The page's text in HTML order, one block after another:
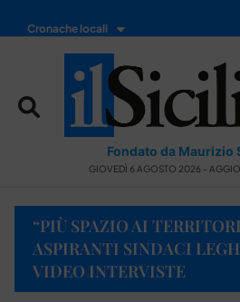
Cronache locali
Fondato da Maurizio
GIOVEDÌ 6 AGOSTO 2026 -
“PIÙ SPAZIO AI
ASPIRANTI SINDACI
VIDEO INTERVISTE